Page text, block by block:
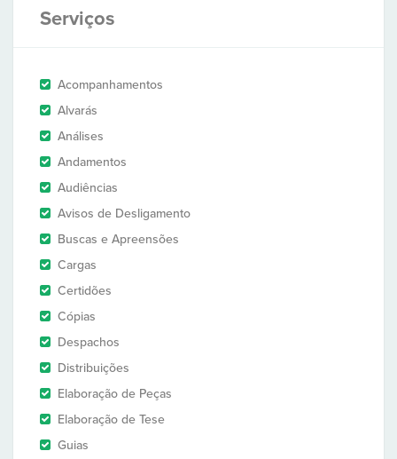
Serviços
Acompanhamentos
Alvarás
Análises
Andamentos
Audiências
Avisos de Desligamento
Buscas e Apreensões
Cargas
Certidões
Cópias
Despachos
Distribuições
Elaboração de Peças
Elaboração de Tese
Guias